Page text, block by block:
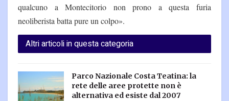
qualcuno a Montecitorio non prono a questa furia
neoliberista batta pure un colpo».
Altri articoli in questa categoria
Parco Nazionale Costa Teatina: la
rete delle aree protette non è
alternativa ed esiste dal 2007